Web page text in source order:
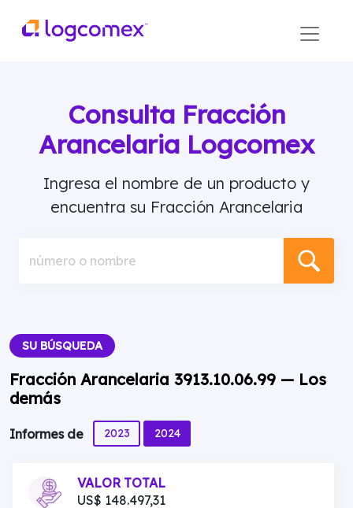
Consulta Fracción
Arancelaria Logcomex
Ingresa el nombre de un producto y
encuentra su Fracción Arancelaria
número o nombre
SU BÚSQUEDA
Fracción Arancelaria 3913.10.06.99 — Los
demás
Informes de 2023 2024
VALOR TOTAL
US$ 148.497,31